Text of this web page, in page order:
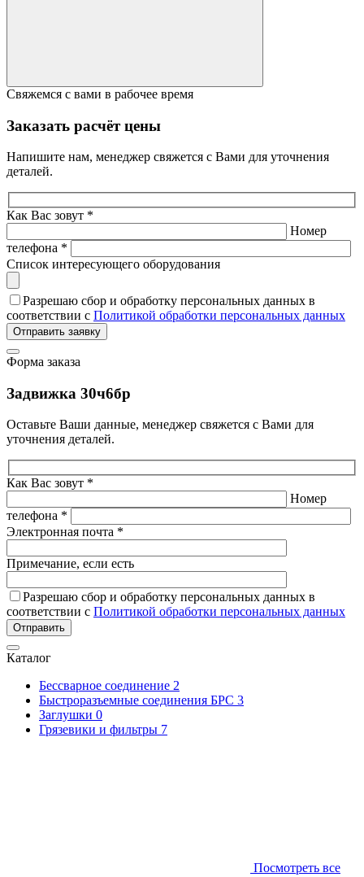
Свяжемся с вами в рабочее время
Заказать расчёт цены
Напишите нам, менеджер свяжется с Вами для уточнения
деталей.
Как Вас зовут *
Номер
телефона *
Список интересующего оборудования
Разрешаю сбор и обработку персональных данных в
соответствии с Политикой обработки персональных данных
Отправить заявку
Форма заказа
Задвижка 30ч6бр
Оставьте Ваши данные, менеджер свяжется с Вами для
уточнения деталей.
Как Вас зовут *
Номер
телефона *
Электронная почта *
Примечание, если есть
Разрешаю сбор и обработку персональных данных в
соответствии с Политикой обработки персональных данных
Отправить
Каталог
Бессварное соединение 2
Быстроразъемные соединения БРС 3
Заглушки 0
Грязевики и фильтры 7
Посмотреть все